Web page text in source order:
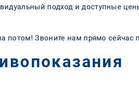
подход и доступные
потом! Звоните нам прямо